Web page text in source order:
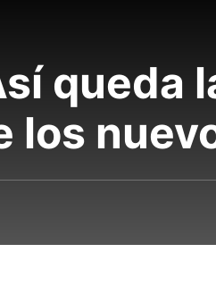
queda
los